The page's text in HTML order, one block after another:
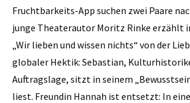
Fruchtbarkeits-App suchen zwei Paare
junge Theaterautor Moritz Rinke erzählt
„Wir lieben und wissen nichts“ von der
globaler Hektik: Sebastian,
Auftragslage, sitzt in seinem
liest. Freundin Hannah ist entsetzt: In